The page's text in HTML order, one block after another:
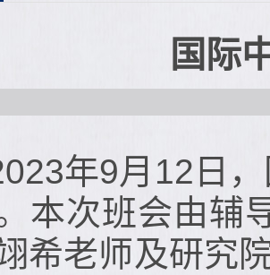
国际
年9月12日
本次班会由辅
希老师及研究